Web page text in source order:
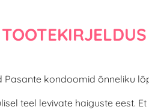
TOOTEKIRJELDUS
Pasante kondoomid õnneliku
teel levivate haiguste eest.